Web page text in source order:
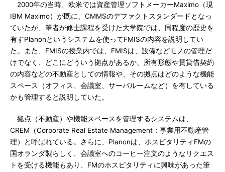
2000年の当時、欧米では資産管理ソフトメーカーMaximo（現
IBM Maximo）が既に、CMMSのデファクトスタンダードとなっ
ていたが、筆者が修士課程を受けた大学院では、同程度の歴史を
有すPlanonというシステムを使ってFMISの内容を説明してい
た。また、FMISの授業内では、FMISは、設備などモノの管理だ
けでなく、どこにどういう拠点があるか、所有形態や賃貸借契約
の内容などの不動産としての情報や、その拠点はどのような機能
スペース（オフィス、会議室、サーバルームなど）を有している
かも管理すると説明していた。
拠点（不動産）や機能スペースを管理するシステムは、
CREM（Corporate Real Estate Management：事業用不動産管
理）と呼ばれている。さらに、Planonは、ホスピタリティFMの
国オランダ製らしく、会議室へのコーヒー注文のようなリクエス
トを受ける機能もあり、FMのホスピタリティに興味があった筆